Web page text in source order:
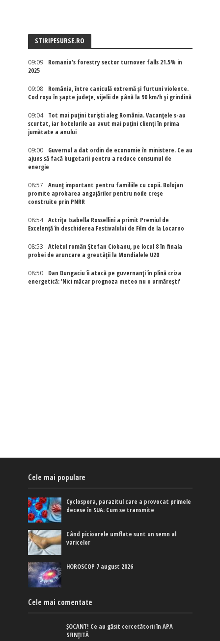
STIRIPESURSE.RO
09:09
Romania's forestry sector turnover falls 21.5% in
2025
09:08
România, între caniculă extremă și furtuni violente.
Cod roșu în șapte județe, vijelii de până la 90 km/h și grindină
09:04
Tot mai puțini turiști aleg România. Vacanțele s-au
scurtat, iar hotelurile au avut mai puțini clienți în prima
jumătate a anului
09:00
Guvernul a dat ordin de economie în ministere. Ce au
ajuns să facă bugetarii pentru a reduce consumul de
energie
08:57
Anunț important pentru familiile cu copii. Bolojan
promite aprobarea angajărilor pentru noile creșe
construite prin PNRR
08:54
Actriţa Isabella Rossellini a primit Premiul de
Excelenţă în deschiderea Festivalului de Film de la Locarno
08:53
Atletul român Ștefan Ciobanu, pe locul 8 în finala
probei de aruncare a greutății la Mondialele U20
08:50
Dan Dungaciu îi atacă pe guvernanți în plină criza
energetică: 'Nici măcar prognoza meteo nu o urmărești'
Cele mai populare
Cyclospora, parazitul care a provocat primele
decese în SUA: Cum se transmite
Când picioarele umflate sunt un semn al
varicelor
HOROSCOP 7 august 2026
Cele mai comentate
ȘOCANT! Ce au găsit cercetătorii în APA
SFINȚITĂ